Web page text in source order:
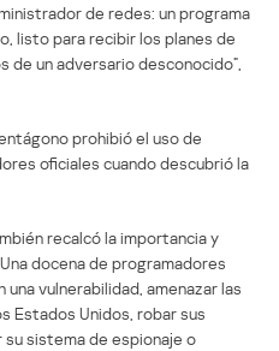
de redes: un programa
listo para recibir los planes de
de un adversario desconocido”,
prohibió el uso de
oficiales cuando descubrió la
recalcó la importancia y
docena de programadores
vulnerabilidad, amenazar las
Estados Unidos, robar sus
sistema de espionaje o